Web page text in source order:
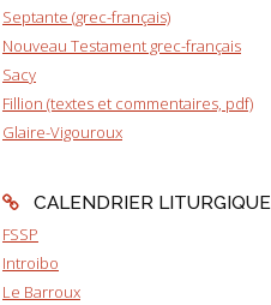
Septante (grec-français)
Nouveau Testament grec-français
Sacy
Fillion (textes et commentaires, pdf)
Glaire-Vigouroux
CALENDRIER LITURGIQUE
FSSP
Introibo
Le Barroux